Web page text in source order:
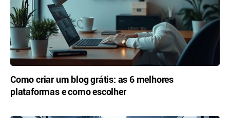
Como criar um blog grátis: as 6 melhores
plataformas e como escolher